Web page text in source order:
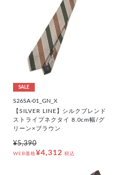
SALE
S26SA-01_GN_X
【SILVER LINE】シルクブレンド
ストライプネクタイ 8.0cm幅/グ
リーン×ブラウン
¥5,390
WEB価格¥4,312 税込